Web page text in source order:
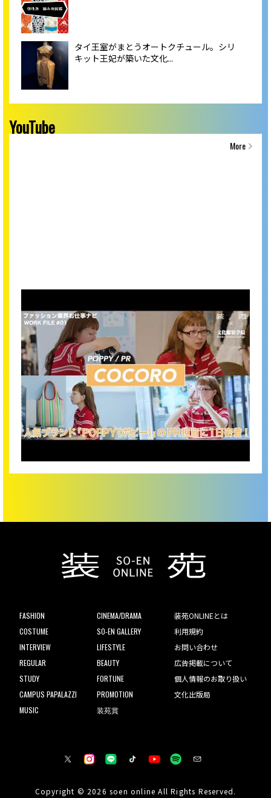
タイ王室がまとうオートクチュール。シリ
キット王妃が築いた文化...
YouTube
More
FASHION
COSTUME
INTERVIEW
REGULAR
STUDY
CAMPUS PAPALAZZI
MUSIC
CINEMA/DRAMA
SO-EN GALLERY
LIFESTYLE
BEAUTY
FORTUNE
PROMOTION
装苑賞
装苑ONLINEとは
利用規約
お問い合わせ
広告掲載について
個人情報のお取り扱い
文化出版局
Copyright © 2026 soen online All Rights Reserved.